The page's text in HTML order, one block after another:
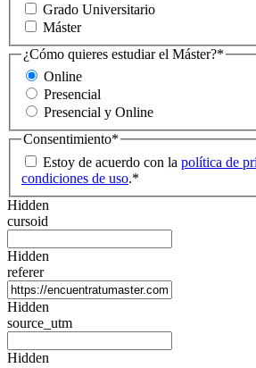
Grado Universitario
Máster
¿Cómo quieres estudiar el Máster?*
Online
Presencial
Presencial y Online
Consentimiento*
Estoy de acuerdo con la política de
condiciones de uso.*
Hidden
cursoid
Hidden
referer
Hidden
source_utm
Hidden